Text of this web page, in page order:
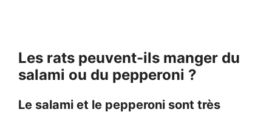
Les rats peuvent-ils manger du
salami ou du pepperoni ?
Le salami et le pepperoni sont très